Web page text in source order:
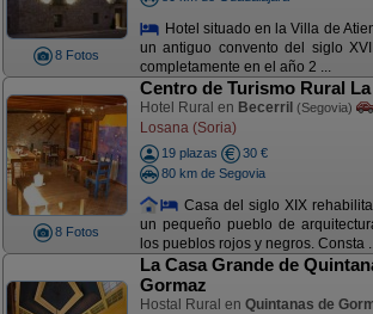
8 Fotos
Hotel situado en la Villa de
un antiguo convento del siglo
completamente en el año 2 ...
8 Fotos
Centro de Turismo Rural
Hotel Rural en Becerril (Segovia)
Losana (Soria)
19 plazas
30 €
80 km de Segovia
Casa del siglo XIX
un pequeño pueblo de
los pueblos rojos y negros. Consta
La Casa Grande de
Gormaz
Hostal Rural en Quintanas de